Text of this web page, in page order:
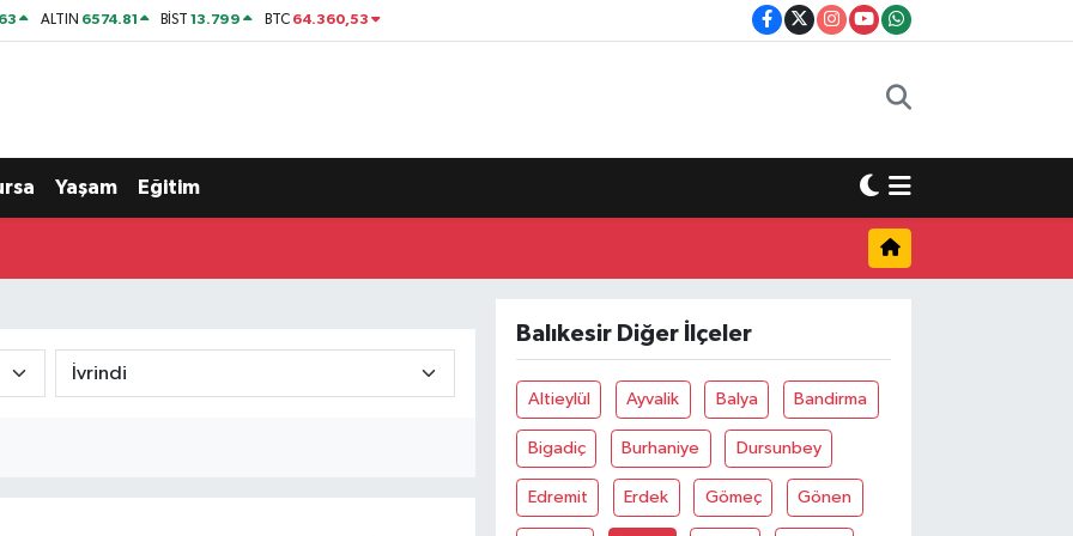
ALTIN 6574.81 BİST13.799 BTC 64.360,53
Yaşam Eğitim
Balıkesir Diğer İlçeler
Altieylül Ayvalik Balya Bandirma
Bigadiç Burhaniye Dursunbey
Edremit Erdek Gömeç Gönen